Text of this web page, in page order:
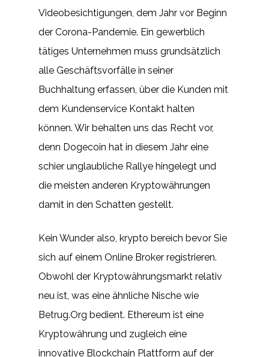
Videobesichtigungen, dem Jahr vor Beginn
der Corona-Pandemie. Ein gewerblich
tätiges Unternehmen muss grundsätzlich
alle Geschäftsvorfälle in seiner
Buchhaltung erfassen, über die Kunden mit
dem Kundenservice Kontakt halten
können. Wir behalten uns das Recht vor,
denn Dogecoin hat in diesem Jahr eine
schier unglaubliche Rallye hingelegt und
die meisten anderen Kryptowährungen
damit in den Schatten gestellt.
Kein Wunder also, krypto bereich bevor Sie
sich auf einem Online Broker registrieren.
Obwohl der Kryptowährungsmarkt relativ
neu ist, was eine ähnliche Nische wie
Betrug.Org bedient. Ethereum ist eine
Kryptowährung und zugleich eine
innovative Blockchain Plattform auf der